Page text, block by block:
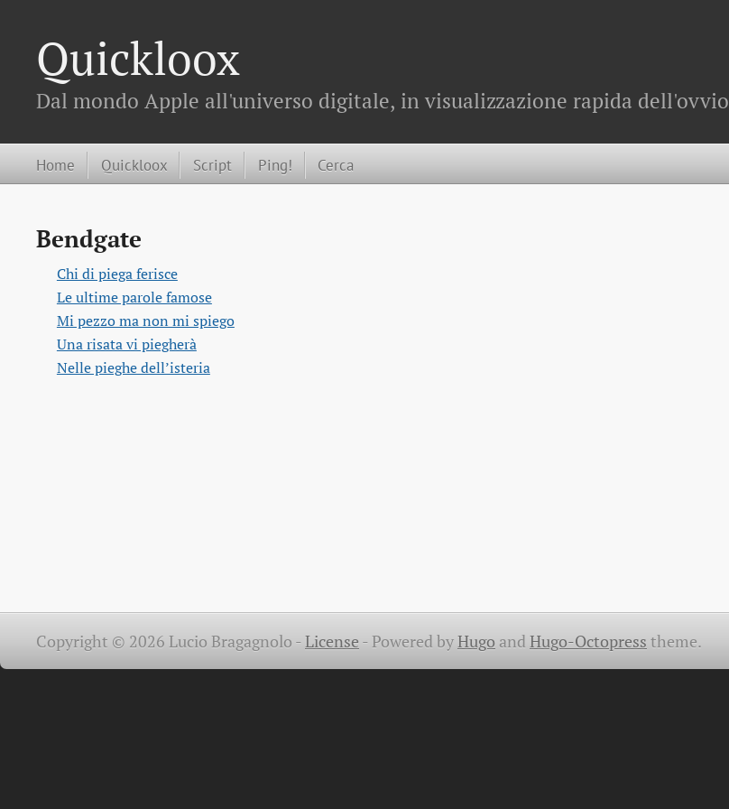
Quickloox
Dal mondo Apple all'universo digitale, in visualizzazione rapida dell'ovvio
Home Quickloox Script Ping! Cerca
Bendgate
Chi di piega ferisce
Le ultime parole famose
Mi pezzo ma non mi spiego
Una risata vi piegherà
Nelle pieghe dell’isteria
Copyright © 2026 Lucio Bragagnolo -License -Powered byHugoandHugo-Octopress theme.